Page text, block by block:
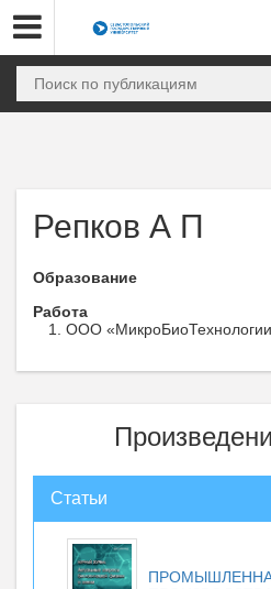
Репков А П
Образование
Работа
ООО
Статьи